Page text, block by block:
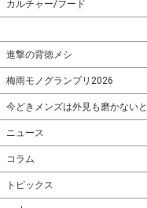
カルチャー/フード
進撃の背徳メシ
梅雨モノグランプリ2026
今どきメンズは外見も磨かないと
ニュース
コラム
トピックス